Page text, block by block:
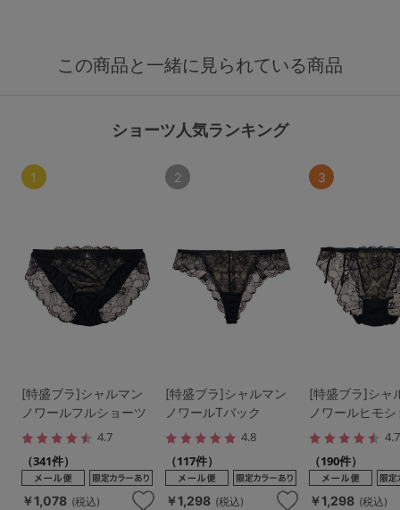
この商品と一緒に見られている商品
ショーツ人気ランキング
1
[特盛ブラ]シャルマン
ノワールフルショーツ
4.7
（341件）
￥1,078 (税込)
2
[特盛ブラ]シャルマン
ノワールTバック
4.8
（117件）
￥1,298 (税込)
3
[特盛ブラ]シャ
ノワールヒモ
4.7
（190件）
￥1,298 (税込)